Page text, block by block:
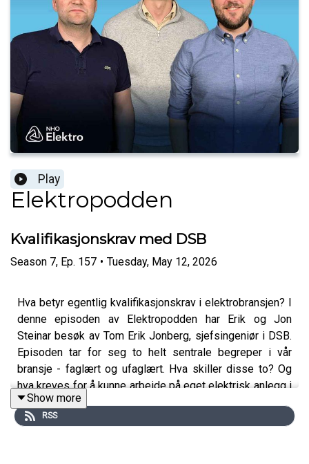
Play
Elektropodden
Kvalifikasjonskrav med DSB
Season 7, Ep. 157 • Tuesday, May 12, 2026
Hva betyr egentlig kvalifikasjonskrav i elektrobransjen? I
denne episoden av Elektropodden har Erik og Jon
Steinar besøk av Tom Erik Jonberg, sjefsingeniør i DSB.
Episoden tar for seg to helt sentrale begreper i vår
bransje - faglært og ufaglært. Hva skiller disse to? Og
hva kreves for å kunne arbeide på eget elektrisk anlegg i
egen bolig? Dette er bare noe av det som blir diskutert i
dagens episode - tune in!
Show more
RSS